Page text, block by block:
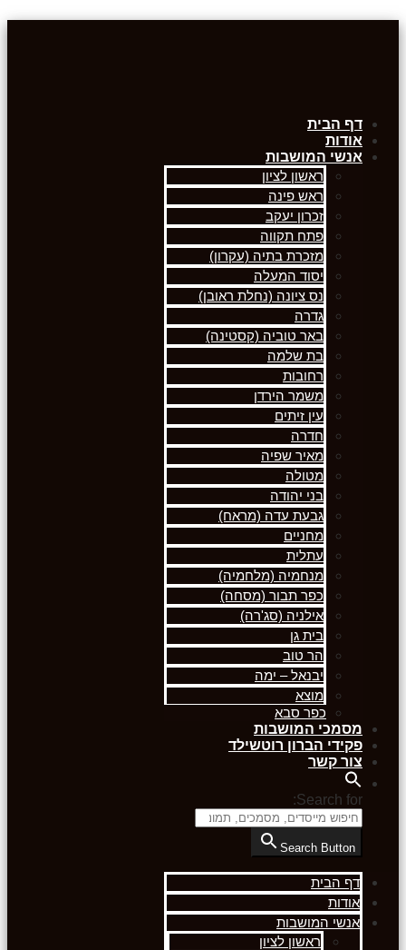
דף הבית
אודות
אנשי המושבות
ראשון לציון
ראש פינה
זכרון יעקב
פתח תקווה
מזכרת בתיה (עקרון)
יסוד המעלה
נס ציונה (נחלת ראובן)
גדרה
באר טוביה (קסטינה)
בת שלמה
רחובות
משמר הירדן
עין זיתים
חדרה
מאיר שפיה
מטולה
בני יהודה
גבעת עדה (מראח)
מחניים
עתלית
מנחמיה (מלחמיה)
כפר תבור (מסחה)
אילניה (סג'רה)
בית גן
הר טוב
יבנאל – ימה
מוצא
כפר סבא
מסמכי המושבות
פקידי הברון רוטשילד
צור קשר
Search for:
Search Button
דף הבית
אודות
אנשי המושבות
ראשון לציון